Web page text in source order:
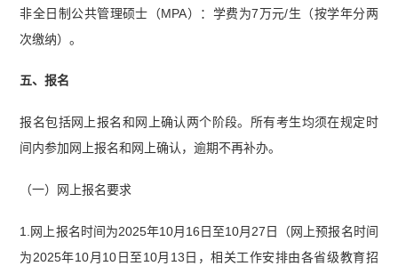
非全日制公共管理硕士（MPA）：学费为7万元/生（按学年分两
次缴纳）。
五、报名
报名包括网上报名和网上确认两个阶段。所有考生均须在规定时
间内参加网上报名和网上确认，逾期不再补办。
（一）网上报名要求
1.网上报名时间为2025年10月16日至10月27日（网上预报名时间
为2025年10月10日至10月13日，相关工作安排由各省级教育招